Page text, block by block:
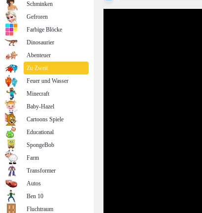
Schminken
Gefroren
Farbige Blöcke
Dinosaurier
Abenteuer
Zu Zweit
Feuer und Wasser
Minecraft
Baby-Hazel
Cartoons Spiele
Educational
SpongeBob
Farm
Transformer
Autos
Ben 10
Fluchtraum